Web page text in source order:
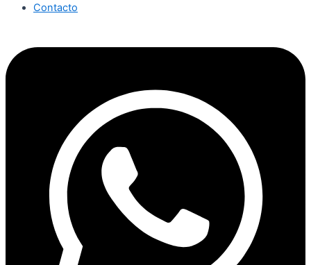
Contacto